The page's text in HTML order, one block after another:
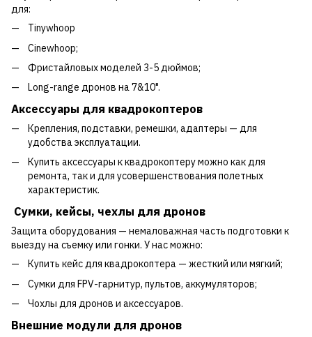
для:
Tinywhoop
Cinewhoop;
Фристайловых моделей 3-5 дюймов;
Long-range дронов на 7&10".
Аксессуары для квадрокоптеров
Крепления, подставки, ремешки, адаптеры — для
удобства эксплуатации.
Купить аксессуары к квадрокоптеру можно как для
ремонта, так и для усовершенствования полетных
характеристик.
Сумки, кейсы, чехлы для дронов
Защита оборудования — немаловажная часть подготовки к
выезду на съемку или гонки. У нас можно:
Купить кейс для квадрокоптера — жесткий или мягкий;
Сумки для FPV-гарнитур, пультов, аккумуляторов;
Чохлы для дронов и аксессуаров.
Внешние модули для дронов